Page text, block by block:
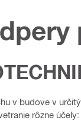
v budove v
rôzne účely: